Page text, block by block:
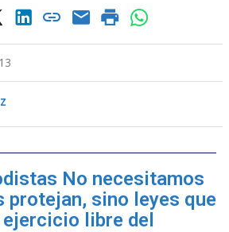
No necesitamos
protejan, sino leyes que
libre del